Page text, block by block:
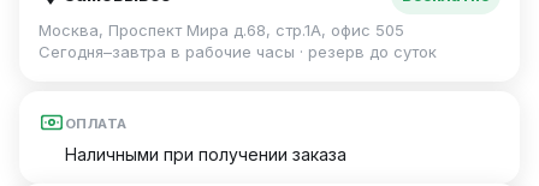
Москва, Проспект Мира д.68, стр.1А, офис 505
Сегодня–завтра в рабочие часы · резерв до суток
ОПЛАТА
Наличными при получении заказа